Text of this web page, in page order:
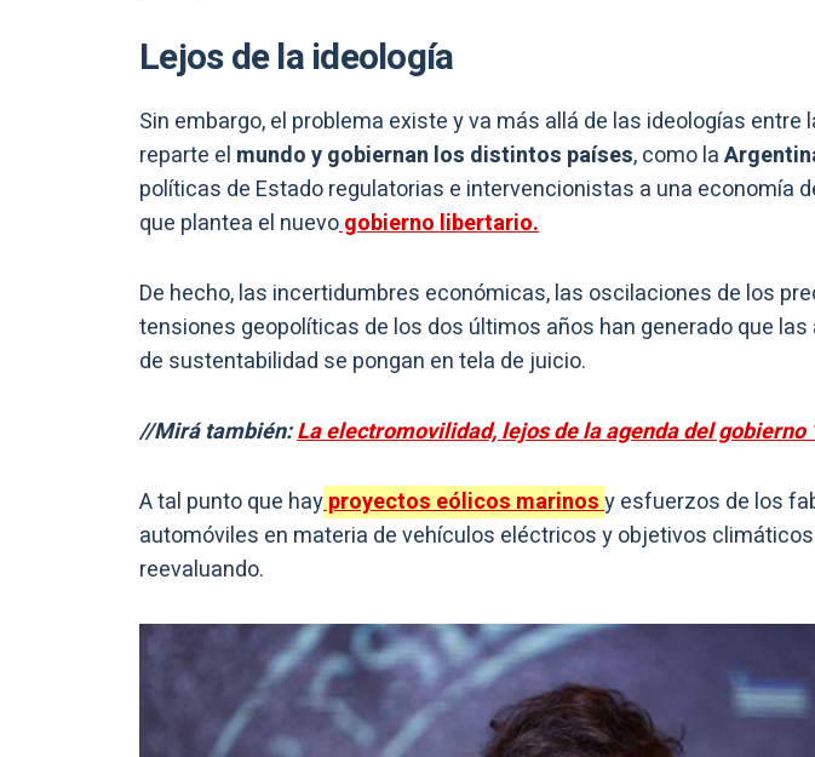
Lejos de la ideología
Sin embargo, el problema existe y va más allá de las ideologías
reparte el mundo y gobiernan los distintos países, como la
políticas de Estado regulatorias e intervencionistas a una economía
que plantea el nuevogobierno libertario.
De hecho, las incertidumbres económicas, las oscilaciones de los
tensiones geopolíticas de los dos últimos años han generado que
de sustentabilidad se pongan en tela de juicio.
//Mirá también:La electromovilidad, lejos de la agenda del gobierno
A tal punto que hayproyectos eólicos marinosy esfuerzos de los
automóviles en materia de vehículos eléctricos y objetivos
reevaluando.